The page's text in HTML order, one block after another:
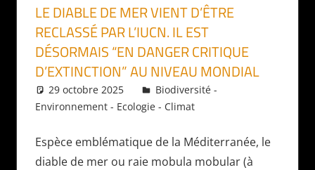
LE DIABLE DE MER VIENT D’ÊTRE
RECLASSÉ PAR L’IUCN. IL EST
DÉSORMAIS “EN DANGER CRITIQUE
D’EXTINCTION” AU NIVEAU MONDIAL
29 octobre 2025 Daniel
Biodiversité -
Environnement - Ecologie - Climat
Espèce emblématique de la Méditerranée, le
diable de mer ou raie mobula mobular (à